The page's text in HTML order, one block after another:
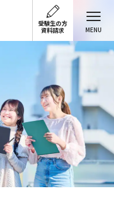
受験生の方
資料請求
MENU